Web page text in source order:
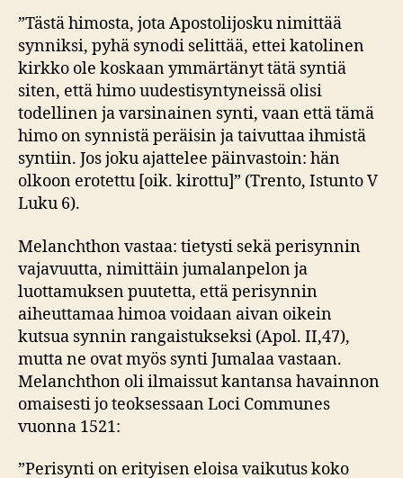
”Tästä himosta, jota Apostolijosku nimittää
synniksi, pyhä synodi selittää, ettei katolinen
kirkko ole koskaan ymmärtänyt tätä syntiä
siten, että himo uudestisyntyneissä olisi
todellinen ja varsinainen synti, vaan että tämä
himo on synnistä peräisin ja taivuttaa ihmistä
syntiin. Jos joku ajattelee päinvastoin: hän
olkoon erotettu [oik. kirottu]” (Trento, Istunto V
Luku 6).
Melanchthon vastaa: tietysti sekä perisynnin
vajavuutta, nimittäin jumalanpelon ja
luottamuksen puutetta, että perisynnin
aiheuttamaa himoa voidaan aivan oikein
kutsua synnin rangaistukseksi (Apol. II,47),
mutta ne ovat myös synti Jumalaa vastaan.
Melanchthon oli ilmaissut kantansa havainnon
omaisesti jo teoksessaan Loci Communes
vuonna 1521:
”Perisynti on erityisen eloisa vaikutus koko